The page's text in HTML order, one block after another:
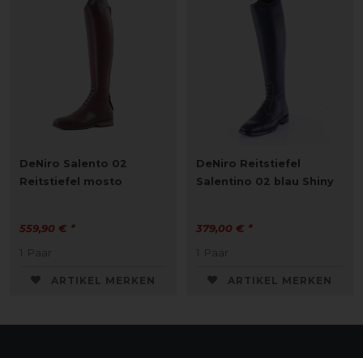
DeNiro Salento 02
Reitstiefel mosto
559,90 € *
1 Paar
ARTIKEL MERKEN
DeNiro Reitstiefel
Salentino 02 blau Shiny
379,00 € *
1 Paar
ARTIKEL MERKEN